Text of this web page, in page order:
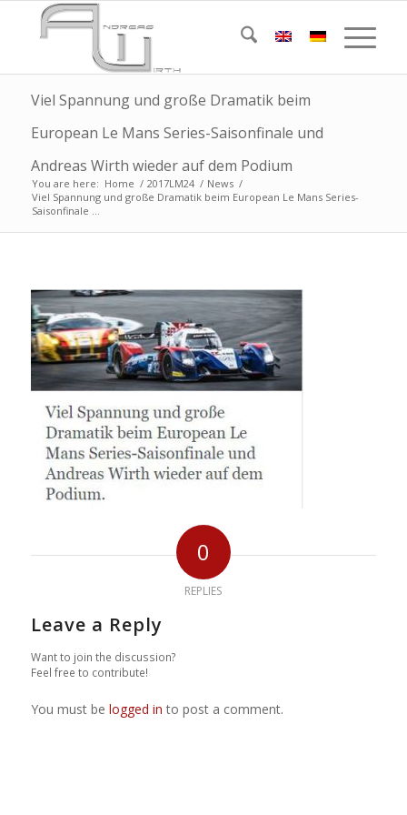
Viel Spannung und große Dramatik beim
European Le Mans Series-Saisonfinale und
Andreas Wirth wieder auf dem Podium
You are here: Home / 2017LM24 / News /
Viel Spannung und große Dramatik beim European Le Mans Series-
Saisonfinale ...
0
REPLIES
Leave a Reply
Want to join the discussion?
Feel free to contribute!
You must be logged in to post a comment.